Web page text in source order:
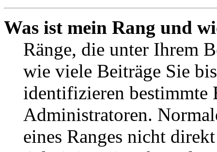
Was ist mein Rang und
Ränge, die unter Ihrem
wie viele Beiträge Sie
identifizieren bestimmte
Administratoren.
eines Ranges nicht